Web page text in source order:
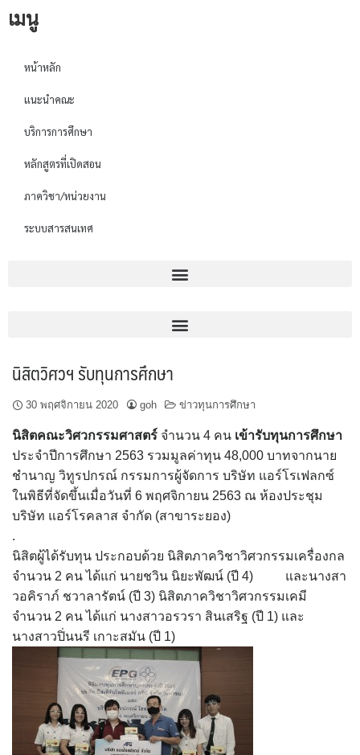
เมนู
หน้าหลัก
แนะนำคณะ
บริการการศึกษา
หลักสูตรที่เปิดสอน
ภาควิชา/หน่วยงาน
ระบบสารสนเทศ
นิสิตวิศวฯ รับทุนการศึกษา
30 พฤศจิกายน 2020 goh ข่าวทุนการศึกษา
นิสิตคณะวิศวกรรมศาสตร์ จำนวน 4 คน เข้ารับทุนการศึกษา
ประจำปีการศึกษา 2563 รวมมูลค่าทุน 48,000 บาทจากนาย
ชำนาญ วิทูรปกรณ์ กรรมการผู้จัดการ บริษัท แอร์โรเฟลกซ์
ในพิธีที่จัดขึ้นเมื่อวันที่ 6 พฤศจิกายน 2563 ณ ห้องประชุม
บริษัท แอร์โรคลาส จำกัด (สาขาระยอง)
.
นิสิตผู้ได้รับทุน ประกอบด้วย นิสิตภาควิชาวิศวกรรมเครื่องกล
จำนวน 2 คน ได้แก่ นายชวิน นิยะพัฒน์ (ปี 4) และนางสา
วอคิราภ์ ชวาลารัตน์ (ปี 3) นิสิตภาควิชาวิศวกรรมเคมี
จำนวน 2 คน ได้แก่ นางสาวอรวรา สินเสริฐ (ปี 1) และ
นางสาวปิ่นนรี เกาะสมัน (ปี 1)